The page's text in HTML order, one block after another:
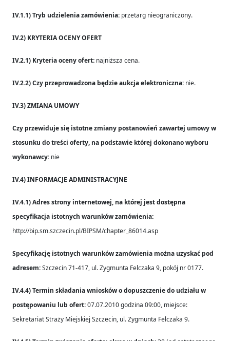
IV.1.1) Tryb udzielenia zamówienia: przetarg nieograniczony.
IV.2) KRYTERIA OCENY OFERT
IV.2.1) Kryteria oceny ofert: najniższa cena.
IV.2.2) Czy przeprowadzona będzie aukcja elektroniczna: nie.
IV.3) ZMIANA UMOWY
Czy przewiduje się istotne zmiany postanowień zawartej umowy w
stosunku do treści oferty, na podstawie której dokonano wyboru
wykonawcy: nie
IV.4) INFORMACJE ADMINISTRACYJNE
IV.4.1) Adres strony internetowej, na której jest dostępna
specyfikacja istotnych warunków zamówienia:
http://bip.sm.szczecin.pl/BIPSM/chapter_86014.asp
Specyfikację istotnych warunków zamówienia można uzyskać pod
adresem:Szczecin 71-417, ul. Zygmunta Felczaka 9, pokój nr 0177.
IV.4.4) Termin składania wniosków o dopuszczenie do udziału w
postępowaniu lub ofert:07.07.2010 godzina 09:00, miejsce:
Sekretariat Straży Miejskiej Szczecin, ul. Zygmunta Felczaka 9.